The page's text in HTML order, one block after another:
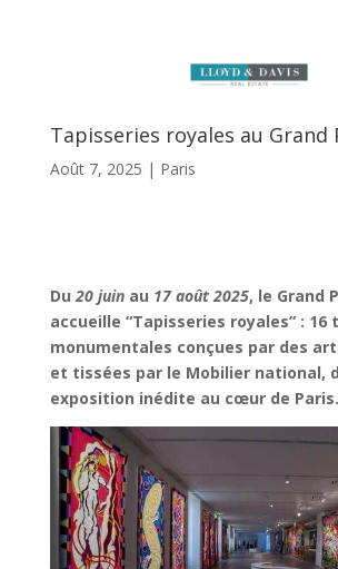
Tapisseries royales au Grand
Août 7, 2025 | Paris
Du 20 juinau 17 août 2025, le Grand
accueille “Tapisseries royales” : 16
monumentales conçues par des
et tissées par le Mobilier national,
exposition inédite au cœur de Paris.